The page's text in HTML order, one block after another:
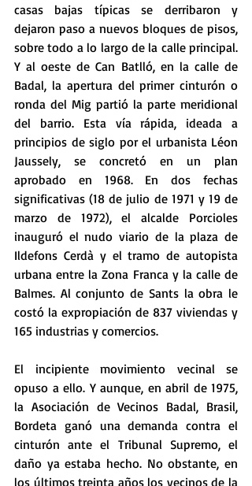
casas bajas típicas se derribaron y
dejaron paso a nuevos bloques de pisos,
sobre todo a lo largo de la calle principal.
Y al oeste de Can Batlló, en la calle de
Badal, la apertura del primer cinturón o
ronda del Mig partió la parte meridional
del barrio. Esta vía rápida, ideada a
principios de siglo por el urbanista Léon
Jaussely, se concretó en un plan
aprobado en 1968. En dos fechas
significativas (18 de julio de 1971 y 19 de
marzo de 1972), el alcalde Porcioles
inauguró el nudo viario de la plaza de
Ildefons Cerdà y el tramo de autopista
urbana entre la Zona Franca y la calle de
Balmes. Al conjunto de Sants la obra le
costó la expropiación de 837 viviendas y
165 industrias y comercios.
El incipiente movimiento vecinal se
opuso a ello. Y aunque, en abril de 1975,
la Asociación de Vecinos Badal, Brasil,
Bordeta ganó una demanda contra el
cinturón ante el Tribunal Supremo, el
daño ya estaba hecho. No obstante, en
los últimos treinta años los vecinos de la